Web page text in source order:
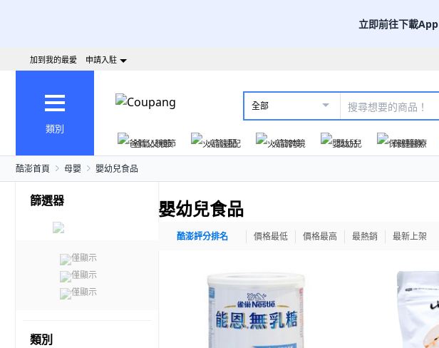
立即前往下載App
加到我的最愛 申請入駐
類別
全部
爸氣父親節
火箭速配 火箭跨境 嬰幼兒 保健醫療
酷澎首頁 母嬰 嬰幼兒食品
篩選器
僅顯示
僅顯示
僅顯示
類別
嬰幼兒食品
酷澎評分排名 價格最低 價格最高 最熱銷 最新上架